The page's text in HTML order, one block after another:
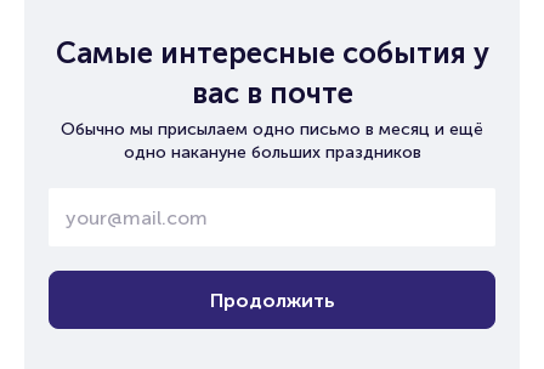
Самые интересные события у
вас в почте
Обычно мы присылаем одно письмо в месяц и ещё
одно накануне больших праздников
Продолжить